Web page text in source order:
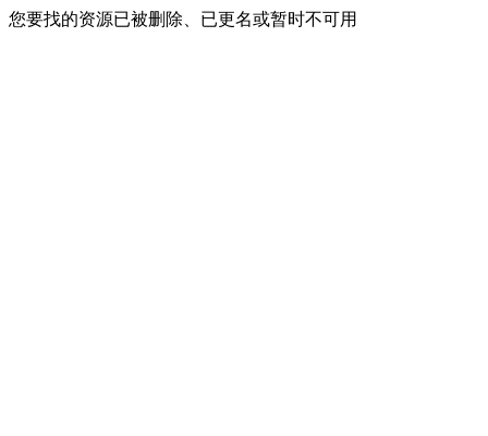
您要找的资源已被删除、已更名或暂时不可用